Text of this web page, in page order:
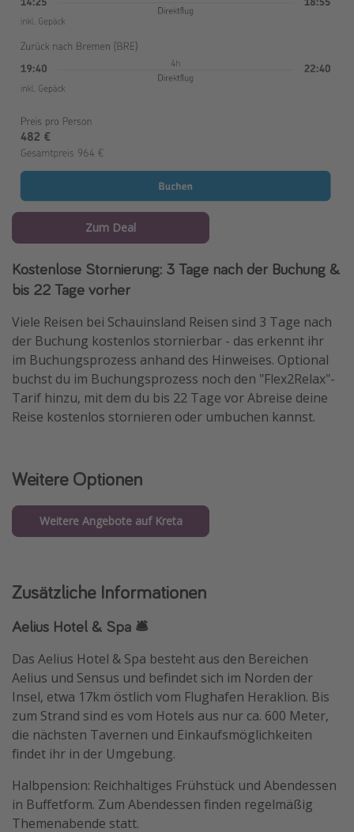
Zum Deal
Kostenlose Stornierung: 3 Tage nach der Buchung &
bis 22 Tage vorher
Viele Reisen bei Schauinsland Reisen sind 3 Tage nach
der Buchung kostenlos stornierbar - das erkennt ihr
im Buchungsprozess anhand des Hinweises. Optional
buchst du im Buchungsprozess noch den "Flex2Relax"-
Tarif hinzu, mit dem du bis 22 Tage vor Abreise deine
Reise kostenlos stornieren oder umbuchen kannst.
Weitere Optionen
Weitere Angebote auf Kreta
Zusätzliche Informationen
Aelius Hotel & Spa 🛎️
Das Aelius Hotel & Spa besteht aus den Bereichen
Aelius und Sensus und befindet sich im Norden der
Insel, etwa 17km östlich vom Flughafen Heraklion. Bis
zum Strand sind es vom Hotels aus nur ca. 600 Meter,
die nächsten Tavernen und Einkaufsmöglichkeiten
findet ihr in der Umgebung.
Halbpension: Reichhaltiges Frühstück und Abendessen
in Buffetform. Zum Abendessen finden regelmäßig
Themenabende statt.